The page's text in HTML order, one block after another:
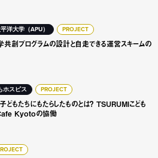
洋大学（APU） PROJECT
共創プログラムの設計と自走できる運営スキームの
グラムの設計と自走できる運営ス
ホスピス PROJECT
どもたちにもたらしたものとは？ TSURUMIこども
Kyotoの協働
たちにもたらしたものとは？
新たな本との出会い 図書空間の